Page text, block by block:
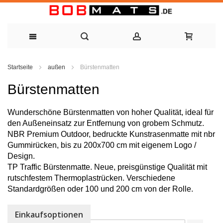
springen
Startseite außen Bürstenmatten
Bürstenmatten
Wunderschöne Bürstenmatten von hoher Qualität, ideal für
den Außeneinsatz zur Entfernung von grobem Schmutz.
NBR Premium Outdoor, bedruckte Kunstrasenmatte mit nbr
Gummirücken, bis zu 200x700 cm mit eigenem Logo /
Design.
TP Traffic Bürstenmatte. Neue, preisgünstige Qualität mit
rutschfestem Thermoplastrücken. Verschiedene
Standardgrößen oder 100 und 200 cm von der Rolle.
Sortieren nach
Einkaufsoptionen